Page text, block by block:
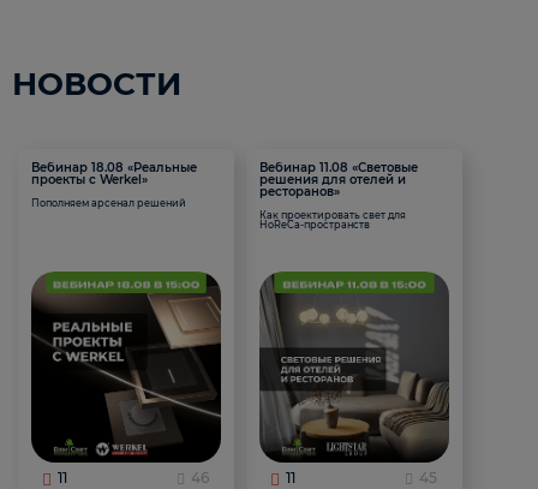
НОВОСТИ
Вебинар 18.08 «Реальные
проекты с Werkel»
Пополняем арсенал решений
11 46
Вебинар 11.08 «Световые
решения для отелей и
ресторанов»
Как проектировать свет для
HoReCa-пространств
11 45